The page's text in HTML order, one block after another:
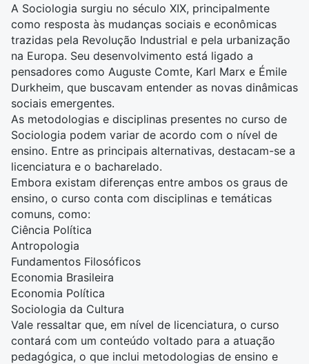
A Sociologia surgiu no século XIX, principalmente
como resposta às mudanças sociais e econômicas
trazidas pela Revolução Industrial e pela urbanização
na Europa. Seu desenvolvimento está ligado a
pensadores como Auguste Comte, Karl Marx e Émile
Durkheim, que buscavam entender as novas dinâmicas
sociais emergentes.
As metodologias e disciplinas presentes no curso de
Sociologia podem variar de acordo com o nível de
ensino. Entre as principais alternativas, destacam-se a
licenciatura e o bacharelado.
Embora existam diferenças entre ambos os graus de
ensino, o curso conta com disciplinas e temáticas
comuns, como:
Ciência Política
Antropologia
Fundamentos Filosóficos
Economia Brasileira
Economia Política
Sociologia da Cultura
Vale ressaltar que, em nível de licenciatura, o curso
contará com um conteúdo voltado para a atuação
pedagógica, o que inclui metodologias de ensino e